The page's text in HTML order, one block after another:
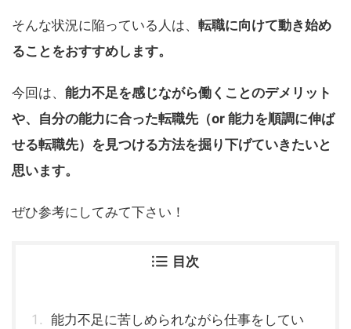
そんな状況に陥っている人は、 転職に向けて動き始め
ることをおすすめします。
今回は、 能力不足を感じながら働くことのデメリット
や、自分の能力に合った転職先（or 能力を順調に伸ば
せる転職先）を見つける方法を掘り下げていきたいと
思います。
ぜひ参考にしてみて下さい！
目次
能力不足に苦しめられながら仕事をしてい